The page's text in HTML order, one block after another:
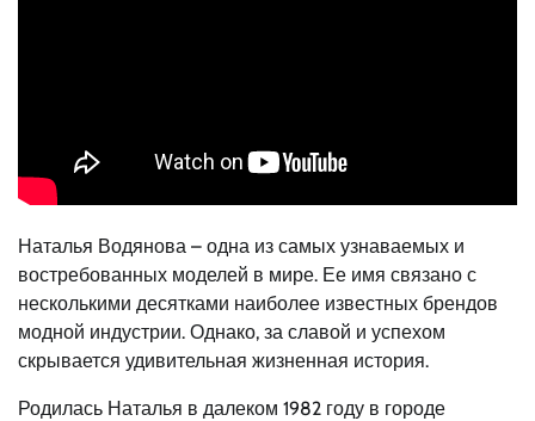
Наталья Водянова – одна из самых узнаваемых и
востребованных моделей в мире. Ее имя связано с
несколькими десятками наиболее известных брендов
модной индустрии. Однако, за славой и успехом
скрывается удивительная жизненная история.
Родилась Наталья в далеком 1982 году в городе